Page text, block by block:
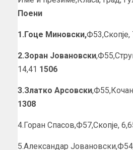
Поени
1.Гоце Миновски,Ф53,Скопје,
2.Зоран Јовановски
14,41 1506
3.Златко Арсовски
1308
4.Горан Спасов,Ф57,Скопје,
5.Александар